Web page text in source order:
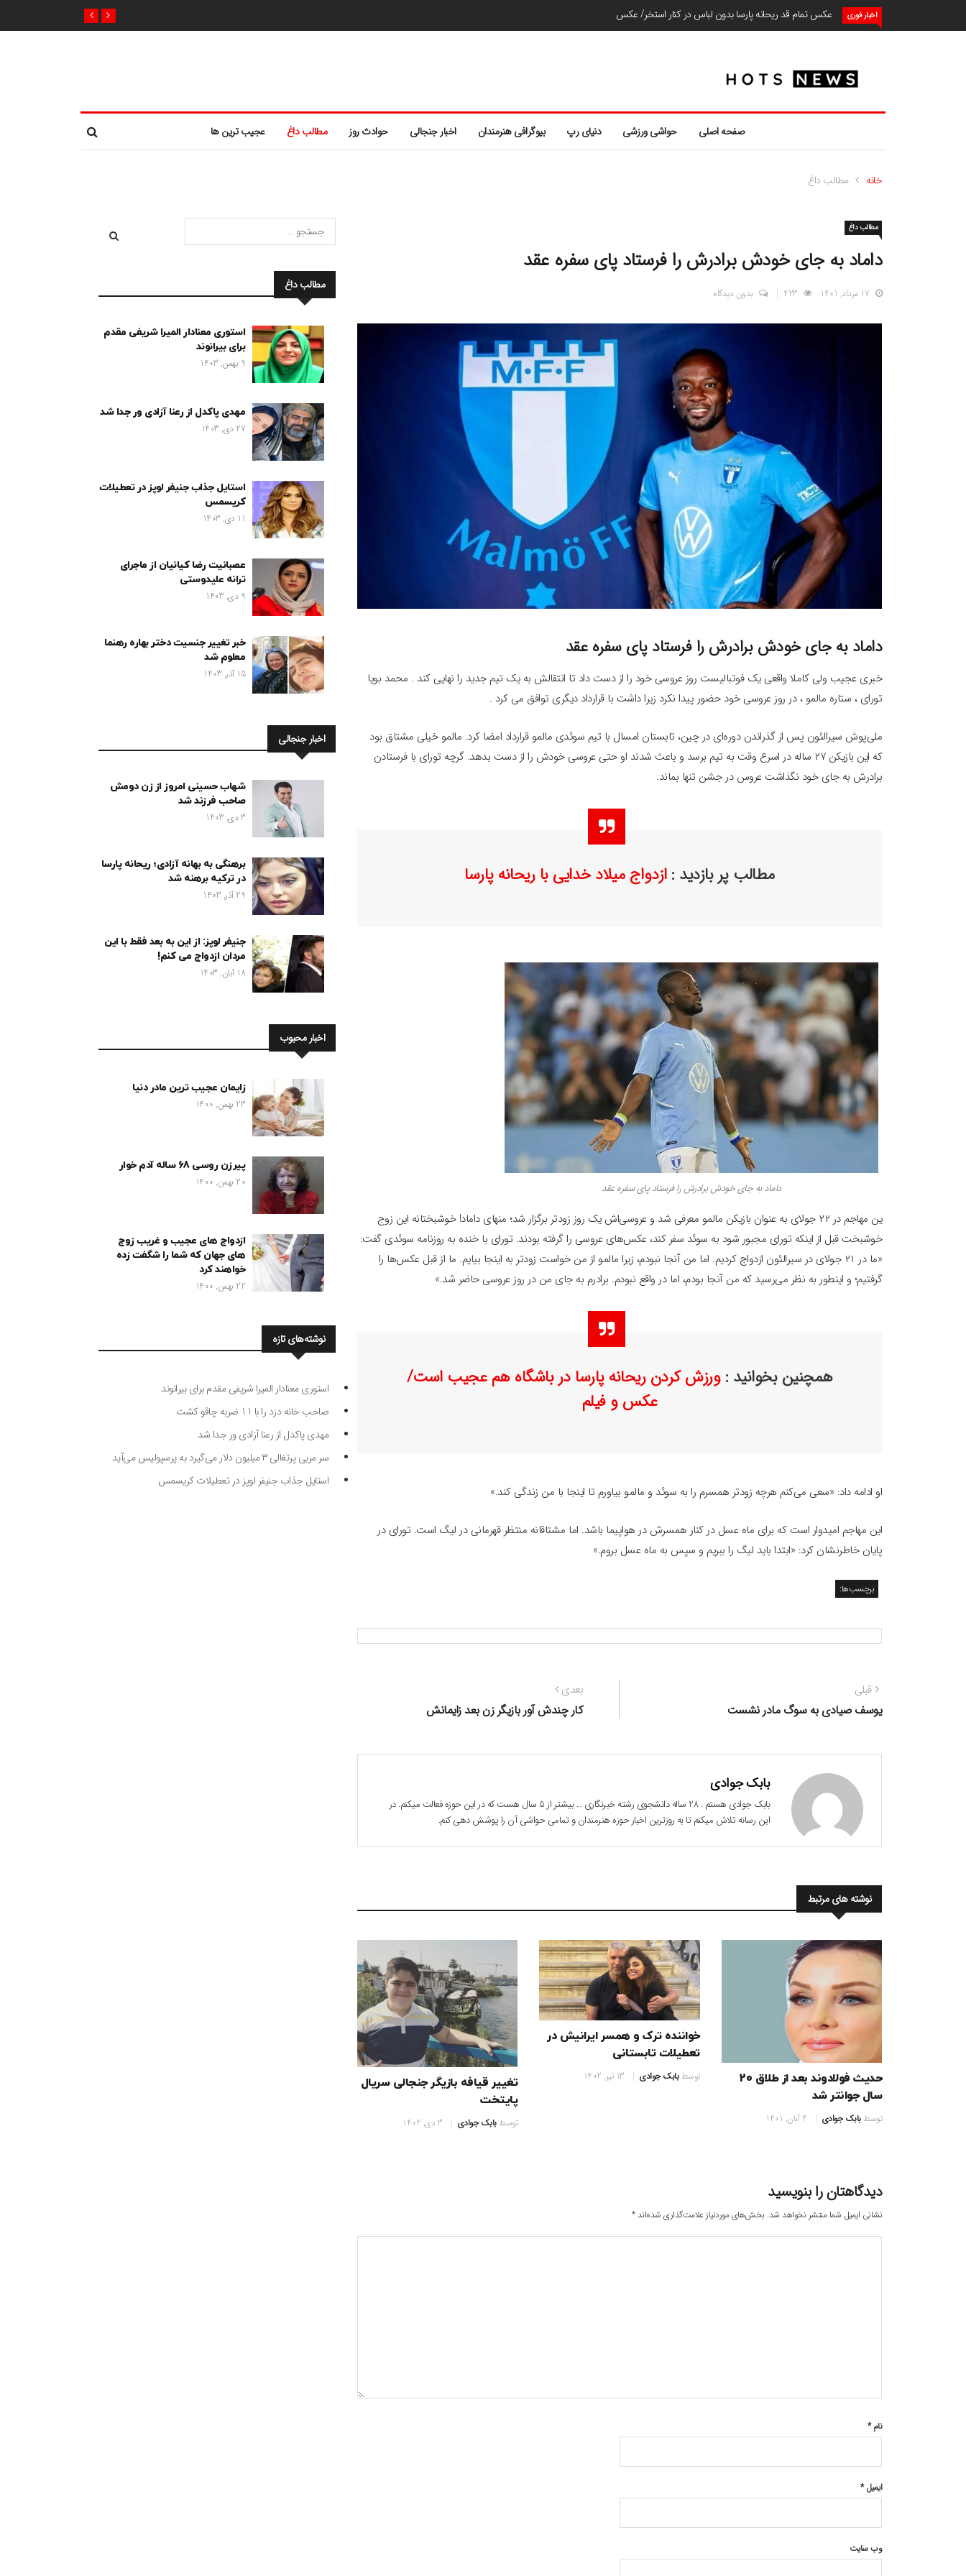
اخبار فوری عکس تمام قد ریحانه پارسا بدون لباس در کنار استخر/ عکس
صفحه اصلی حواشی ورزشی دنیای رپ بیوگرافی هنرمندان اخبار جنجالی حوادث روز مطالب داغ عجیب ترین ها
خانه مطالب داغ
مطالب داغ
داماد به جای خودش برادرش را فرستاد پای سفره عقد
17 مرداد, 1401 بدون دیدگاه
داماد به جای خودش برادرش را فرستاد پای سفره عقد
خبری عجیب ولی کاملا واقعی یک فوتبالیست روز عروسی خود را از دست داد تا انتقالش به یک تیم جدید را نهایی کند . محمد بویا
تورای ، ستاره مالمو ، در روز عروسی خود حضور پیدا نکرد زیرا داشت با قرارداد دیگری توافق می کرد .
ملی‌پوش سیرالئون پس از گذراندن دوره‌ای در چین، تابستان امسال با تیم سوئدی مالمو قرارداد امضا کرد. مالمو خیلی مشتاق بود
که این بازیکن ۲۷ ساله در اسرع وقت به تیم برسد و باعث شدند او حتی عروسی خودش را از دست بدهد. گرچه تورای با فرستادن
برادرش به جای خود نگذاشت عروس در جشن تنها بماند.
مطالب پر بازدید :ازدواج میلاد خدایی با ریحانه پارسا
داماد به جای خودش برادرش را فرستاد پای سفره عقد
ین مهاجم در ۲۲ جولای به عنوان بازیکن مالمو معرفی شد و عروسی‌اش یک روز زودتر برگزار شد؛ منهای داماد! خوشبختانه این زوج
خوشبخت قبل از اینکه تورای مجبور شود به سوئد سفر کند، عکس‌های عروسی را گرفته بودند. تورای با خنده به روزنامه سوئدی گفت:
«ما در ۲۱ جولای در سیرالئون ازدواج کردیم. اما من آنجا نبودم، زیرا مالمو از من خواست زودتر به اینجا بیایم. ما از قبل عکس‌ها را
گرفتیم؛ و اینطور به نظر می‌رسید که من آنجا بودم، اما در واقع نبودم. برادرم به جای من در روز عروسی حاضر شد.»
همچنین بخوانید :ورزش کردن ریحانه پارسا در باشگاه هم عجیب است/
عکس و فیلم
او ادامه داد: «سعی می‌کنم هرچه زودتر همسرم را به سوئد و مالمو بیاورم تا اینجا با من زندگی کند.»
این مهاجم امیدوار است که برای ماه عسل در کنار همسرش در هواپیما باشد. اما مشتاقانه منتظر قهرمانی در لیگ است. تورای در
پایان خاطرنشان کرد: «ابتدا باید لیگ را ببریم و سپس به ماه عسل بروم.»
برچسب‌ها:
راهبری
نوشته
قبلی
قبلی:
یوسف صیادی به سوگ مادر نشست
بعدی
بعدی:
کار چندش آور بازیگر زن بعد زایمانش
بابک جوادی
بابک جوادی هستم . 28 ساله دانشجوی رشته خبرنگاری ... بیشتر از 5 سال هست که در این حوزه فعالت میکنم. در
این رسانه تلاش میکنم تا به روزترین اخبار حوزه هنرمندان و تمامی حواشی آن را پوشش دهی کنم.
نوشته های مرتبط
حدیث فولادوند بعد از طلاق 20
سال جوانتر شد
توسطبابک جوادی 4 آبان, 1401
خواننده ترک و همسر ایرانیش در
تعطیلات تابستانی
توسطبابک جوادی 13 تیر, 1402
تغییر قیافه بازیگر جنجالی سریال
پایتخت
توسطبابک جوادی 3 دی, 1402
دیدگاهتان را بنویسید
نشانی ایمیل شما منتشر نخواهد شد. بخش‌های موردنیاز علامت‌گذاری شده‌اند*
نام*
ایمیل*
وب‌ سایت
مطالب داغ
استوری معنادار المیرا شریفی مقدم
برای بیرانوند
9 بهمن, 1403
مهدی پاکدل از رعنا آزادی ور جدا شد
27 دی, 1403
استایل جذاب جنیفر لوپز در تعطیلات
کریسمس
11 دی, 1403
عصبانیت رضا کیانیان از ماجرای
ترانه علیدوستی
9 دی, 1403
خبر تغییر جنسیت دختر بهاره رهنما
معلوم شد
15 آذر, 1403
اخبار جنجالی
شهاب حسینی امروز از زن دومش
صاحب فرزند شد
3 دی, 1403
برهنگی به بهانه آزادی؛ ریحانه پارسا
در ترکیه برهنه شد
29 آذر, 1403
جنیفر لوپز: از این به بعد فقط با این
مردان ازدواج می کنم!
18 آبان, 1403
اخبار محبوب
زایمان عجیب ترین مادر دنیا
23 بهمن, 1400
پیرزن روسی 68 ساله آدم خوار
20 بهمن, 1400
ازدواج های عجیب و غریب زوج
های جهان که شما را شگفت زده
خواهند کرد
22 بهمن, 1400
نوشته‌های تازه
استوری معنادار المیرا شریفی مقدم برای بیرانوند
صاحب خانه دزد را با 11 ضربه چاقو کشت
مهدی پاکدل از رعنا آزادی ور جدا شد
سر مربی پرتغالی ۳ میلیون دلار می‌گیرد به پرسپولیس می‌آید
استایل جذاب جنیفر لوپز در تعطیلات کریسمس